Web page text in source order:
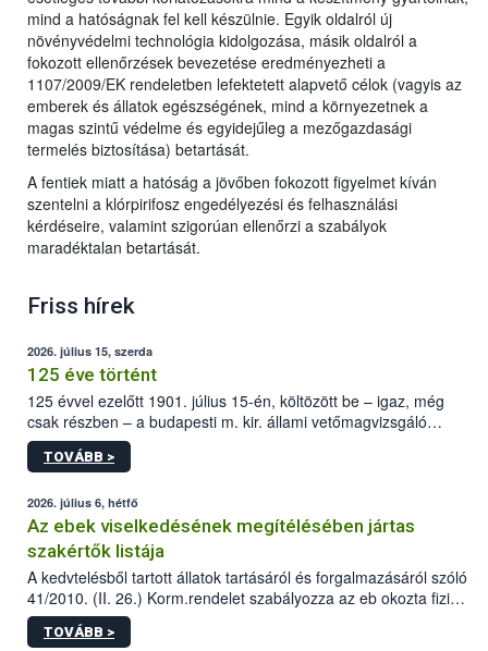
mind a hatóságnak fel kell készülnie. Egyik oldalról új
növényvédelmi technológia kidolgozása, másik oldalról a
fokozott ellenőrzések bevezetése eredményezheti a
1107/2009/EK rendeletben lefektetett alapvető célok (vagyis az
emberek és állatok egészségének, mind a környezetnek a
magas szintű védelme és egyidejűleg a mezőgazdasági
termelés biztosítása) betartását.
A fentiek miatt a hatóság a jövőben fokozott figyelmet kíván
szentelni a klórpirifosz engedélyezési és felhasználási
kérdéseire, valamint szigorúan ellenőrzi a szabályok
maradéktalan betartását.
Friss hírek
2026. július 15, szerda
125 éve történt
125 évvel ezelőtt 1901. július 15-én, költözött be – igaz, még
csak részben – a budapesti m. kir. állami vetőmagvizsgáló
állomás a Kis Rókus utca 15. szám alatti, Czigler Győző által
tervezett új épületébe.
TOVÁBB >
2026. július 6, hétfő
Az ebek viselkedésének megítélésében jártas
szakértők listája
A kedvtelésből tartott állatok tartásáról és forgalmazásáról szóló
41/2010. (II. 26.) Korm.rendelet szabályozza az eb okozta fizikai
sérülés, illetve ennek veszélye keletkezésekor felmerülő
hatósági feladatokat, valamint a veszélyes eb tartását és annak
TOVÁBB >